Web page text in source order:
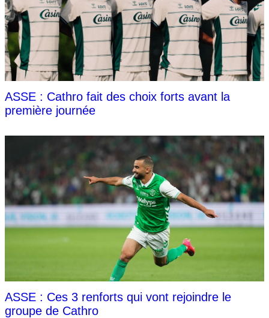
ASSE : Cathro fait des choix forts avant la
première journée
ASSE : Ces 3 renforts qui vont rejoindre le
groupe de Cathro